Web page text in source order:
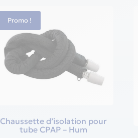
Promo !
Chaussette d’isolation pour
tube CPAP – Hum